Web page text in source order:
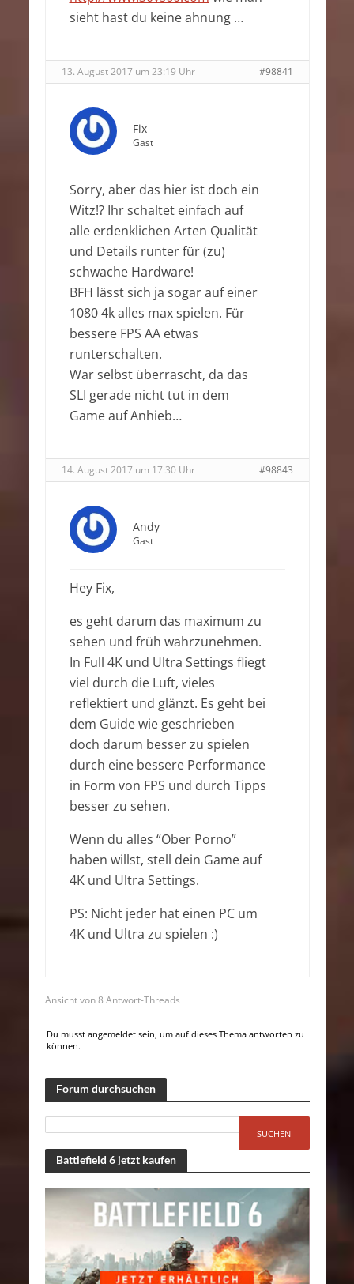
sieht hast du keine ahnung …
13. August 2017 um 23:19 Uhr #98841
Fix
Gast
Sorry, aber das hier ist doch ein
Witz!? Ihr schaltet einfach auf
alle erdenklichen Arten Qualität
und Details runter für (zu)
schwache Hardware!
BFH lässt sich ja sogar auf einer
1080 4k alles max spielen. Für
bessere FPS AA etwas
runterschalten.
War selbst überrascht, da das
SLI gerade nicht tut in dem
Game auf Anhieb…
14. August 2017 um 17:30 Uhr #98843
Andy
Gast
Hey Fix,
es geht darum das maximum zu
sehen und früh wahrzunehmen.
In Full 4K und Ultra Settings fliegt
viel durch die Luft, vieles
reflektiert und glänzt. Es geht bei
dem Guide wie geschrieben
doch darum besser zu spielen
durch eine bessere Performance
in Form von FPS und durch Tipps
besser zu sehen.
Wenn du alles “Ober Porno”
haben willst, stell dein Game auf
4K und Ultra Settings.
PS: Nicht jeder hat einen PC um
4K und Ultra zu spielen :)
Ansicht von 8 Antwort-Threads
Du musst angemeldet sein, um auf dieses Thema antworten zu
können.
Forum durchsuchen
Battlefield 6 jetzt kaufen